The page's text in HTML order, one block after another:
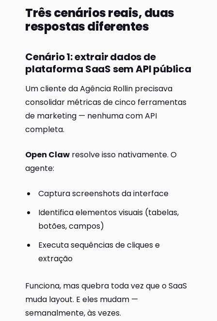
Três cenários reais, duas
respostas diferentes
Cenário 1: extrair dados de
plataforma SaaS sem API pública
Um cliente da Agência Rollin precisava
consolidar métricas de cinco ferramentas
de marketing — nenhuma com API
completa.
Open Claw resolve isso nativamente. O
agente:
Captura screenshots da interface
Identifica elementos visuais (tabelas,
botões, campos)
Executa sequências de cliques e
extração
Funciona, mas quebra toda vez que o SaaS
muda layout. E eles mudam —
semanalmente, às vezes.